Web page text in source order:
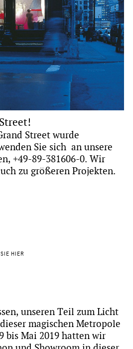
Street wurde
Sie sich an unsere
+49-89-381606-0. Wir
zu größeren Projekten.
HIER
unseren Teil zum Licht
magischen Metropole
bis Mai 2019 hatten wir